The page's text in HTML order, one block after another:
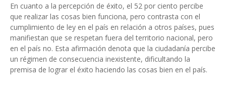
En cuanto a la percepción de éxito, el 52 por ciento percibe
que realizar las cosas bien funciona, pero contrasta con el
cumplimiento de ley en el país en relación a otros países, pues
manifiestan que se respetan fuera del territorio nacional, pero
en el país no. Esta afirmación denota que la ciudadanía percibe
un régimen de consecuencia inexistente, dificultando la
premisa de lograr el éxito haciendo las cosas bien en el país.